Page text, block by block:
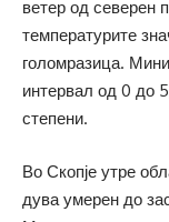
ветер од северен
температурите
голомразица.
интервал од 0 до
степени.
Во Скопје утре
дува умерен до